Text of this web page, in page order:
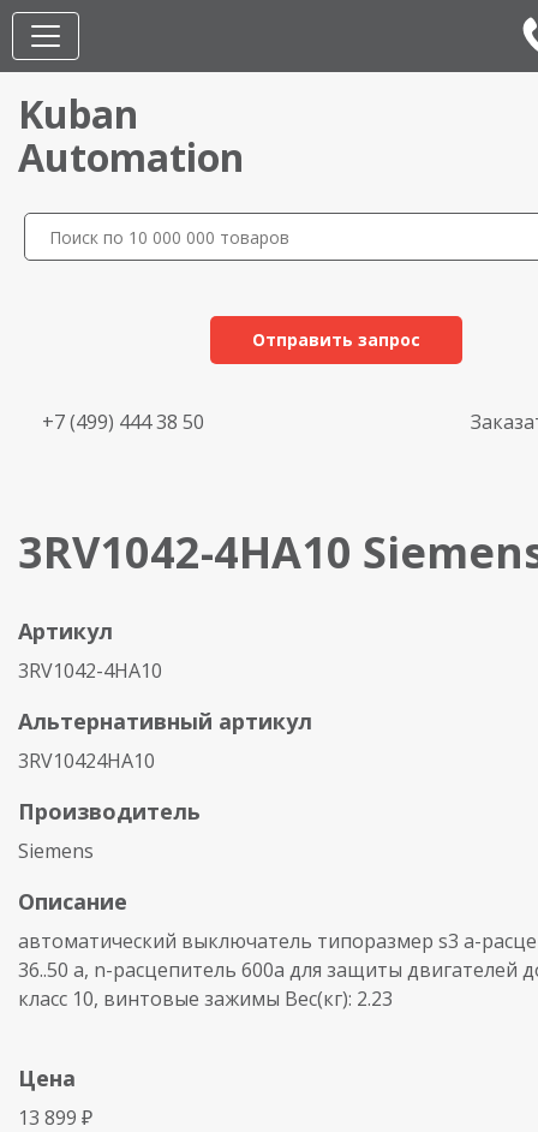
Kuban
Automation
Отправить запрос
+7 (499) 444 38 50
3RV1042-4HA10
Артикул
3RV1042-4HA10
Альтернативный артикул
3RV10424HA10
Производитель
Siemens
Описание
автоматический выключатель типоразмер s3 a-
36..50 a, n-расцепитель 600a для защиты двигателей
класс 10, винтовые зажимы Вес(кг): 2.23
Цена
13 899 ₽